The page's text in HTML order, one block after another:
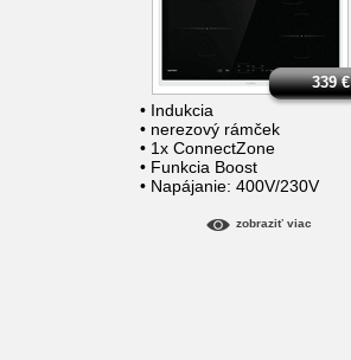
• Indukcia
• nerezový rámček
• 1x ConnectZone
• Funkcia Boost
• Napájanie: 400V/230V
339€
zobraziť viac